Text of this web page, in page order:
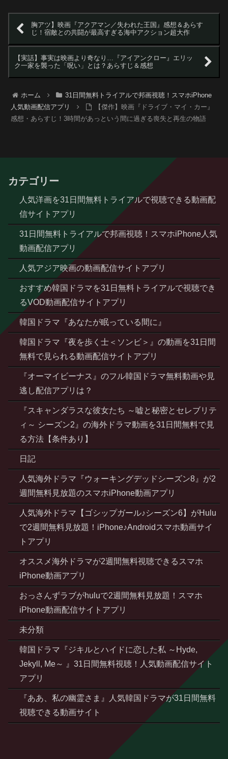
胸アツ】映画『アクアマン／失われた王国』感想＆あらす
じ！宿敵との共闘が最高すぎる海中アクション超大作
【実話】事実は映画より奇なり…『アイアンクロー』エリッ
ク一家を襲った「呪い」とは？あらすじ＆感想
ホーム
31日間無料トライアルで邦画視聴！スマホiPhone
人気動画配信アプリ
​【傑作】映画『ドライブ・マイ・カー』
感想・あらすじ！3時間があっという間に過ぎる喪失と再生の物語
カテゴリー
人気洋画を31日間無料トライアルで視聴できる動画配
信サイトアプリ
31日間無料トライアルで邦画視聴！スマホiPhone人気
動画配信アプリ
人気アジア映画の動画配信サイトアプリ
おすすめ韓国ドラマを31日無料トライアルで視聴でき
るVOD動画配信サイトアプリ
韓国ドラマ『あなたが眠っている間に』
韓国ドラマ『夜を歩く士＜ソンビ＞』の動画を31日間
無料で見られる動画配信サイトアプリ
『オーマイビーナス』のフル韓国ドラマ無料動画や見
逃し配信アプリは？
『スキャンダラスな彼女たち ～嘘と秘密とセレブリテ
ィ～ シーズン2』の海外ドラマ動画を31日間無料で見
る方法【条件あり】
日記
人気海外ドラマ『ウォーキングデッドシーズン8』が2
週間無料見放題のスマホiPhone動画アプリ
人気海外ドラマ【ゴシップガール♪シーズン6】がHulu
で2週間無料見放題！iPhone♪Androidスマホ動画サイ
トアプリ
オススメ海外ドラマが2週間無料視聴できるスマホ
iPhone動画アプリ
おっさんずラブがhuluで2週間無料見放題！スマホ
iPhone動画配信サイトアプリ
未分類
韓国ドラマ『ジキルとハイドに恋した私 ～Hyde,
Jekyll, Me～ 』31日間無料視聴！人気動画配信サイト
アプリ
『ああ、私の幽霊さま』人気韓国ドラマが31日間無料
視聴できる動画サイト